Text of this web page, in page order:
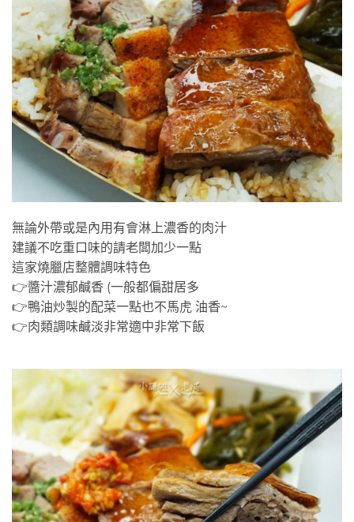
無論外帶或是內用有會淋上濃香的肉汁
建議不吃重口味的請老闆加少一點
這家燒臘店整體調味特色
👉醬汁濃郁鹹香 (一般都偏甜居多
👉鴨油炒製的配菜一點也不馬虎 油香~
👉肉類調味鹹淡非常適中非常下飯